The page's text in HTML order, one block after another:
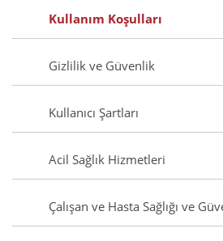
Kullanım Koşulları
Gizlilik ve Güvenlik
Kullanıcı Şartları
Acil Sağlık Hizmetleri
Çalışan ve Hasta Sağlığı ve